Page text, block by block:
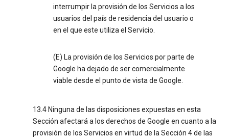
interrumpir la provisión de los Servicios a los
usuarios del país de residencia del usuario o
en el que este utiliza el Servicio.
(E) La provisión de los Servicios por parte de
Google ha dejado de ser comercialmente
viable desde el punto de vista de Google.
13.4 Ninguna de las disposiciones expuestas en esta
Sección afectará a los derechos de Google en cuanto a la
provisión de los Servicios en virtud de la Sección 4 de las